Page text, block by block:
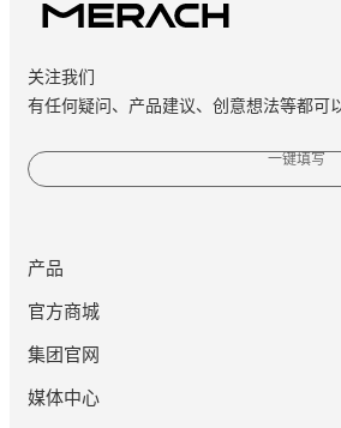
关注我们
有任何疑问、产品建议、创意想法等都可
一键填写
产品
官方商城
集团官网
媒体中心